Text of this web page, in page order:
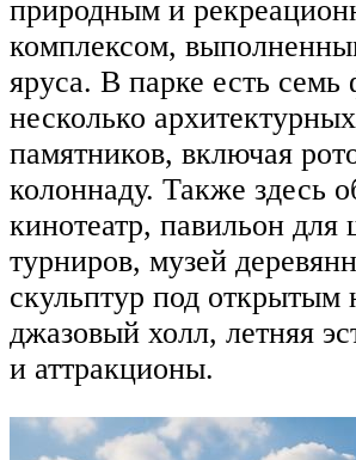
природным и
комплексом,
яруса. В парке есть семь
несколько архитектурных
памятников, включая
колоннаду. Также здесь
кинотеатр, павильон
турниров, музей
скульптур под открытым
джазовый холл, летняя
и аттракционы.